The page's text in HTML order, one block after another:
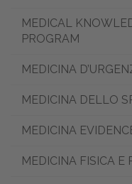
MEDICAL
PROGRAM
MEDICINA
MEDICINA DELLO
MEDICINA
MEDICINA FISICA E